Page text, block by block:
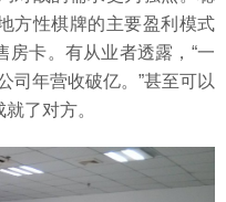
方性棋牌的主要盈利模式
房卡。有从业者透露，“一
司年营收破亿。”甚至可以
了对方。